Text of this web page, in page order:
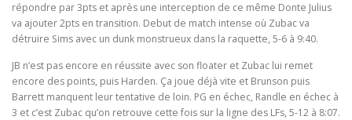
répondre par 3pts et après une interception de ce même Donte Julius
va ajouter 2pts en transition. Debut de match intense où Zubac va
détruire Sims avec un dunk monstrueux dans la raquette, 5-6 à 9:40.
JB n’est pas encore en réussite avec son floater et Zubac lui remet
encore des points, puis Harden. Ça joue déjà vite et Brunson puis
Barrett manquent leur tentative de loin. PG en échec, Randle en échec à
3 et c’est Zubac qu’on retrouve cette fois sur la ligne des LFs, 5-12 à 8:07.